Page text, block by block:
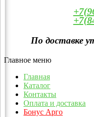
По доставке
Главное меню
Главная
Каталог
Контакты
Оплата и доставка
Бонус Арго